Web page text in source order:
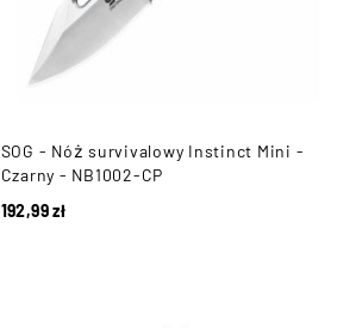
SOG - Nóż survivalowy Instinct Mini -
Czarny - NB1002-CP
192,99zł